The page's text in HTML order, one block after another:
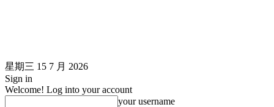
星期三 15 7 月 2026
Sign in
Welcome! Log into your account
your username